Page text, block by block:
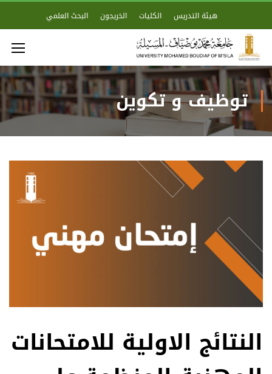
هيئة التدريس الكليات الخريجون البحث العلمي
توظيف و تكوين
النتائج الاولية للامتحانات